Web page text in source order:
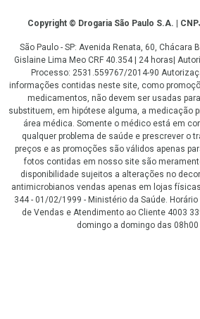
CopyrightCopyright © Drogaria São Paulo S.A. |
São Paulo - SP: Avenida Renata, 60, Chácara
Gislaine Lima Meo CRF 40.354 | 24 horas|
Processo: 2531.559767/2014-90
informações contidas neste site, como
medicamentos, não devem ser usadas
substituem, em hipótese alguma, a medicação
área médica. Somente o médico está em
qualquer problema de saúde e prescrever o
preços e as promoções são válidos apenas
fotos contidas em nosso site são
disponibilidade sujeitos a alterações no
antimicrobianos vendas apenas em lojas
344 - 01/02/1999 - Ministério da Saúde.
de Vendas e Atendimento ao Cliente 4003
domingo a domingo das